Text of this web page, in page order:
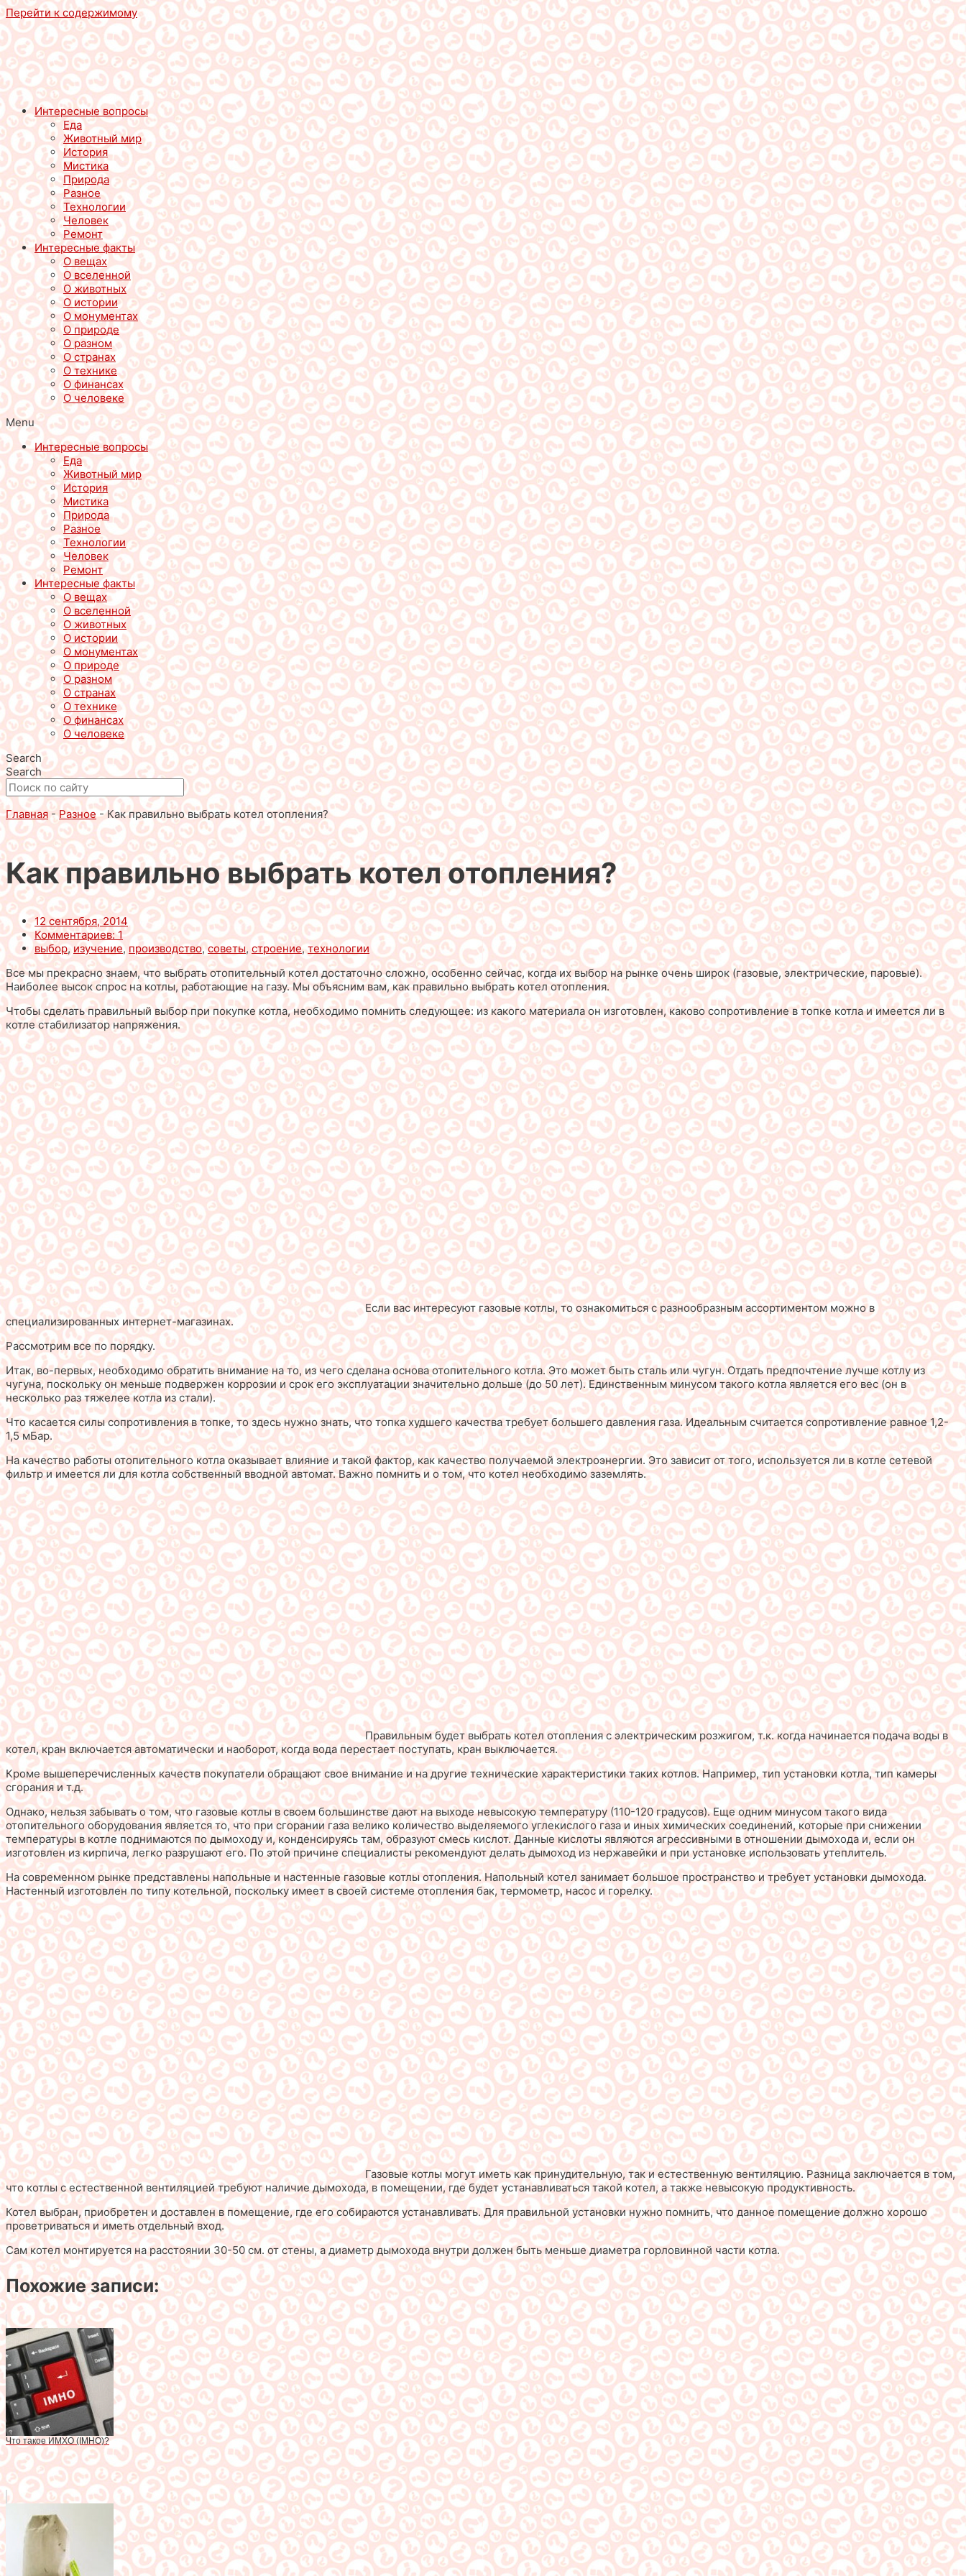
Перейти к содержимому
Интересные вопросы
Еда
Животный мир
История
Мистика
Природа
Разное
Технологии
Человек
Ремонт
Интересные факты
О вещах
О вселенной
О животных
О истории
О монументах
О природе
О разном
О странах
О технике
О финансах
О человеке
Menu
Интересные вопросы
Еда
Животный мир
История
Мистика
Природа
Разное
Технологии
Человек
Ремонт
Интересные факты
О вещах
О вселенной
О животных
О истории
О монументах
О природе
О разном
О странах
О технике
О финансах
О человеке
Search
Search
Главная -Разное-Как правильно выбрать котел отопления?
Как правильно выбрать котел отопления?
12 сентября, 2014
Комментариев: 1
выбор,изучение, производство,советы,строение,технологии
Все мы прекрасно знаем, что выбрать отопительный котел достаточно сложно, особенно сейчас, когда их выбор на рынке очень широк (газовые, электрические, паровые).
Наиболее высок спрос на котлы, работающие на газу. Мы объясним вам, как правильно выбрать котел отопления.
Чтобы сделать правильный выбор при покупке котла, необходимо помнить следующее: из какого материала он изготовлен, каково сопротивление в топке котла и имеется ли в
котле стабилизатор напряжения.
Если вас интересуют газовые котлы, то ознакомиться с разнообразным ассортиментом можно в
специализированных интернет-магазинах.
Рассмотрим все по порядку.
Итак, во-первых, необходимо обратить внимание на то, из чего сделана основа отопительного котла. Это может быть сталь или чугун. Отдать предпочтение лучше котлу из
чугуна, поскольку он меньше подвержен коррозии и срок его эксплуатации значительно дольше (до 50 лет). Единственным минусом такого котла является его вес (он в
несколько раз тяжелее котла из стали).
Что касается силы сопротивления в топке, то здесь нужно знать, что топка худшего качества требует большего давления газа. Идеальным считается сопротивление равное 1,2-
1,5 мБар.
На качество работы отопительного котла оказывает влияние и такой фактор, как качество получаемой электроэнергии. Это зависит от того, используется ли в котле сетевой
фильтр и имеется ли для котла собственный вводной автомат. Важно помнить и о том, что котел необходимо заземлять.
Правильным будет выбрать котел отопления с электрическим розжигом, т.к. когда начинается подача воды в
котел, кран включается автоматически и наоборот, когда вода перестает поступать, кран выключается.
Кроме вышеперечисленных качеств покупатели обращают свое внимание и на другие технические характеристики таких котлов. Например, тип установки котла, тип камеры
сгорания и т.д.
Однако, нельзя забывать о том, что газовые котлы в своем большинстве дают на выходе невысокую температуру (110-120 градусов). Еще одним минусом такого вида
отопительного оборудования является то, что при сгорании газа велико количество выделяемого углекислого газа и иных химических соединений, которые при снижении
температуры в котле поднимаются по дымоходу и, конденсируясь там, образуют смесь кислот. Данные кислоты являются агрессивными в отношении дымохода и, если он
изготовлен из кирпича, легко разрушают его. По этой причине специалисты рекомендуют делать дымоход из нержавейки и при установке использовать утеплитель.
На современном рынке представлены напольные и настенные газовые котлы отопления. Напольный котел занимает большое пространство и требует установки дымохода.
Настенный изготовлен по типу котельной, поскольку имеет в своей системе отопления бак, термометр, насос и горелку.
Газовые котлы могут иметь как принудительную, так и естественную вентиляцию. Разница заключается в том,
что котлы с естественной вентиляцией требуют наличие дымохода, в помещении, где будет устанавливаться такой котел, а также невысокую продуктивность.
Котел выбран, приобретен и доставлен в помещение, где его собираются устанавливать. Для правильной установки нужно помнить, что данное помещение должно хорошо
проветриваться и иметь отдельный вход.
Сам котел монтируется на расстоянии 30-50 см. от стены, а диаметр дымохода внутри должен быть меньше диаметра горловинной части котла.
Похожие записи:
Что такое ИМХО (IMHO)?